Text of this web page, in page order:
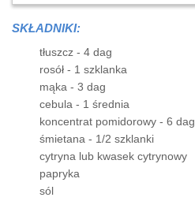
SKŁADNIKI:
tłuszcz - 4 dag
rosół - 1 szklanka
mąka - 3 dag
cebula - 1 średnia
koncentrat pomidorowy - 6 dag
śmietana - 1/2 szklanki
cytryna lub kwasek cytrynowy
papryka
sól